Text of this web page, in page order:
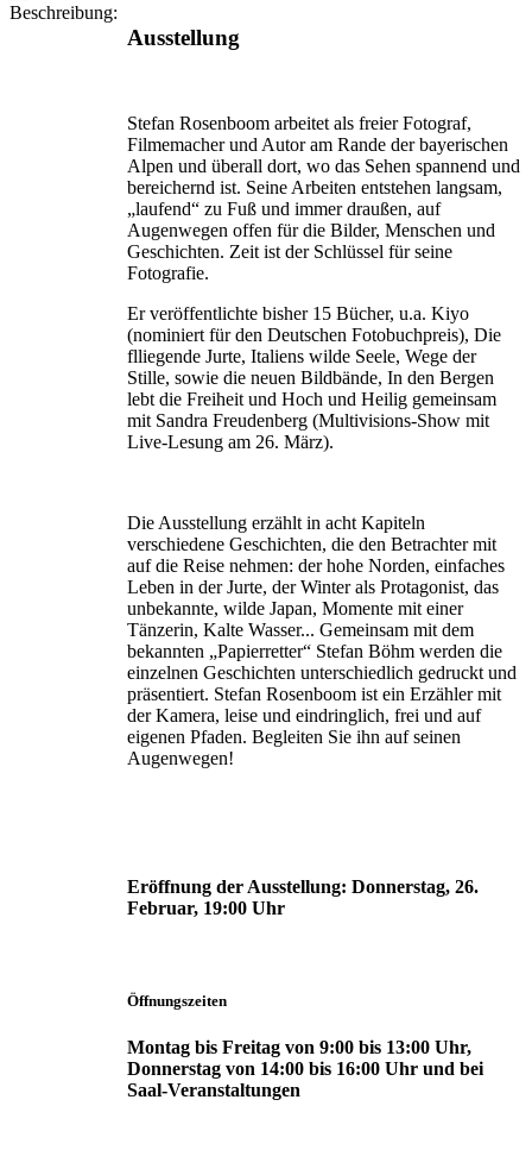
Beschreibung:
Ausstellung
Stefan Rosenboom arbeitet als freier Fotograf,
Filmemacher und Autor am Rande der bayerischen
Alpen und überall dort, wo das Sehen spannend und
bereichernd ist. Seine Arbeiten entstehen langsam,
„laufend“ zu Fuß und immer draußen, auf
Augenwegen offen für die Bilder, Menschen und
Geschichten. Zeit ist der Schlüssel für seine
Fotografie.
Er veröffentlichte bisher 15 Bücher, u.a. Kiyo
(nominiert für den Deutschen Fotobuchpreis), Die
flliegende Jurte, Italiens wilde Seele, Wege der
Stille, sowie die neuen Bildbände, In den Bergen
lebt die Freiheit und Hoch und Heilig gemeinsam
mit Sandra Freudenberg (Multivisions-Show mit
Live-Lesung am 26. März).
Die Ausstellung erzählt in acht Kapiteln
verschiedene Geschichten, die den Betrachter mit
auf die Reise nehmen: der hohe Norden, einfaches
Leben in der Jurte, der Winter als Protagonist, das
unbekannte, wilde Japan, Momente mit einer
Tänzerin, Kalte Wasser... Gemeinsam mit dem
bekannten „Papierretter“ Stefan Böhm werden die
einzelnen Geschichten unterschiedlich gedruckt und
präsentiert. Stefan Rosenboom ist ein Erzähler mit
der Kamera, leise und eindringlich, frei und auf
eigenen Pfaden. Begleiten Sie ihn auf seinen
Augenwegen!
Eröffnung der Ausstellung: Donnerstag, 26.
Februar, 19:00 Uhr
Öffnungszeiten
Montag bis Freitag von 9:00 bis 13:00 Uhr,
Donnerstag von 14:00 bis 16:00 Uhr und bei
Saal-Veranstaltungen